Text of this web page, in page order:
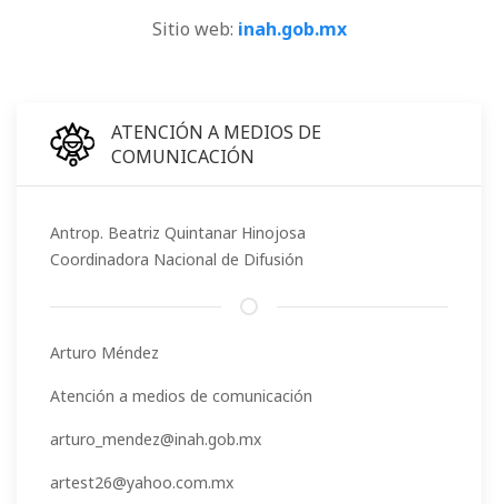
Sitio web: inah.gob.mx
ATENCIÓN A MEDIOS DE
COMUNICACIÓN
Antrop. Beatriz Quintanar Hinojosa
Coordinadora Nacional de Difusión
Arturo Méndez
Atención a medios de comunicación
arturo_mendez@inah.gob.mx
artest26@yahoo.com.mx